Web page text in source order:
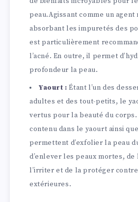
peau.Agissant comme un
absorbant les impuretés des
est particulièrement
l’acné. En outre, il permet
profondeur la peau.
Yaourt :Étant l’un des
adultes et des tout-petits, le
vertus pour la beauté du
contenu dans le yaourt ainsi
permettent d’exfolier la peau
d’enlever les peaux mortes,
l’irriter et de la protéger
extérieures.